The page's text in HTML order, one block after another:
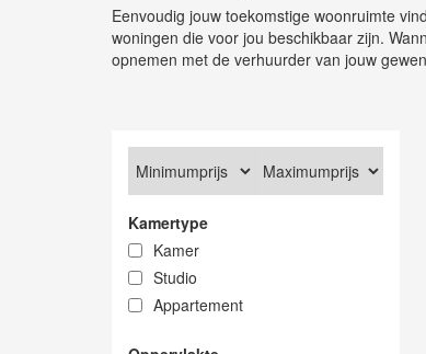
Eenvoudig jouw toekomstige woonruimte
woningen die voor jou beschikbaar zijn.
opnemen met de verhuurder van jouw
Kamertype
Kamer
Studio
Appartement